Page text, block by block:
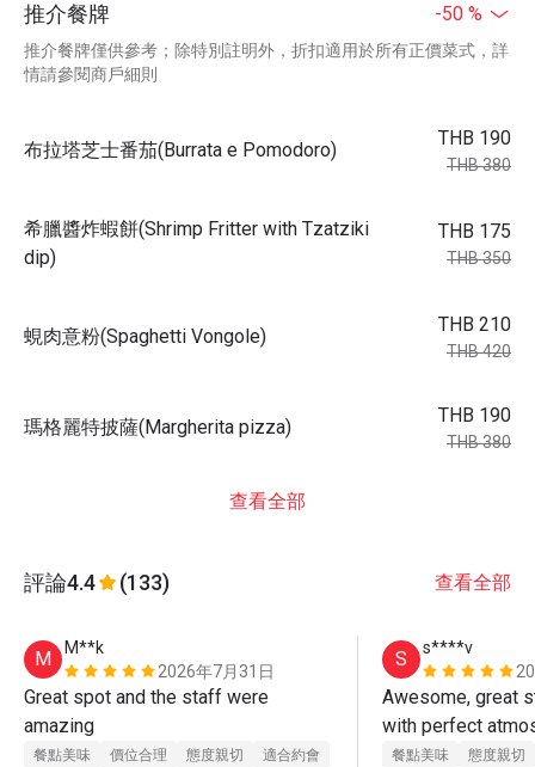
推介餐牌 -50 %
推介餐牌僅供參考；除特別註明外，折扣適用於所有正價菜式，詳
情請參閱商戶細則
布拉塔芝士番茄(Burrata e Pomodoro)
THB 190
THB 380
希臘醬炸蝦餅(Shrimp Fritter with Tzatziki
dip)
THB 175
THB 350
蜆肉意粉(Spaghetti Vongole)
THB 210
THB 420
瑪格麗特披薩(Margherita pizza)
THB 190
THB 380
查看全部
評論4.4 (133) 查看全部
M
M**k
2026年7月31日
Great spot and the staff were
餐點美味 價位合理 態度親切
適合約會
S
s****v
Awesome, great
with perfect
餐點美味 態度親切